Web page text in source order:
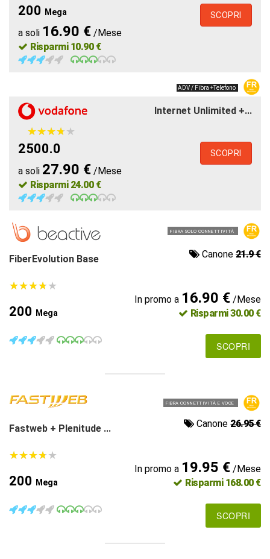
200 Mega
a soli 16.90 € /Mese
Risparmi 10.90 €
SCOPRI
ADV / Fibra +Telefono
Internet Unlimited +...
★★★★★
★★★★★
2500.0
a soli 27.90 € /Mese
Risparmi 24.00 €
SCOPRI
FIBRA SOLO CONNETTIVITÀ
FiberEvolution Base Canone 21.9 €
★★★★★
★★★★★
200 Mega
In promo a 16.90 €/Mese
Risparmi 30.00 €
SCOPRI
FIBRA CONNETTIVITÀ E VOCE
Fastweb + Plenitude ... Canone26.95 €
★★★★★
★★★★★
200 Mega
In promo a 19.95 €/Mese
Risparmi 168.00 €
SCOPRI